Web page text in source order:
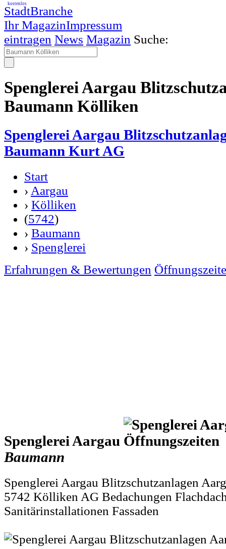
StadtBranche
Ihr MagazinImpressum
kostenlos
eintragen News Magazin Suche:
Spenglerei Aargau
Baumann Kölliken
Spenglerei Aargau
Baumann Kurt AG
Start
› Aargau
› Kölliken
(5742)
› Baumann
› Spenglerei
Erfahrungen & Bewertungen
Spenglerei Aargau
Baumann
Spenglerei Aargau Blitzschutzanlagen
5742 Kölliken AG Bedachungen
Sanitärinstallationen Fassaden